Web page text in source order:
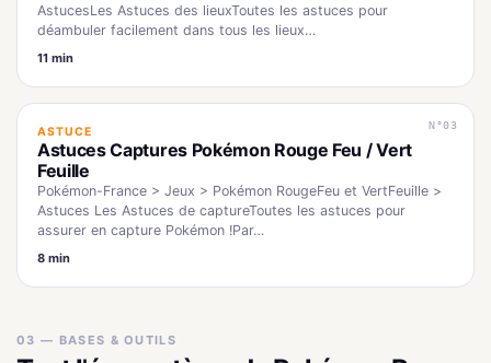
AstucesLes Astuces des lieuxToutes les astuces pour
déambuler facilement dans tous les lieux…
11 min
N°03
ASTUCE
Astuces Captures Pokémon Rouge Feu / Vert
Feuille
Pokémon-France > Jeux > Pokémon RougeFeu et VertFeuille >
Astuces Les Astuces de captureToutes les astuces pour
assurer en capture Pokémon !Par…
8 min
03 — BASES & OUTILS